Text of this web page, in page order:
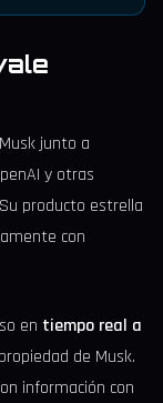
junto a
y otras
producto estrella
con
en tiempo real a
de Musk.
información con